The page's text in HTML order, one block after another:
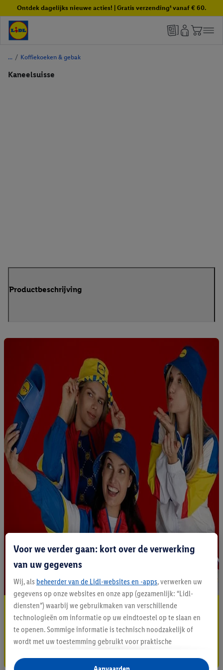
Ontdek dagelijks nieuwe acties! | Gratis verzending¹ vanaf € 60.
/ Koffiekoeken & gebak
Kaneelsuisse
Productbeschrijving
Blijf op de hoogte
Schrijf je in op de newsletter
Voor we verder gaan: kort over de verwerking
van uw gegevens
Wij, als beheerder van de Lidl-websites en -apps, verwerken uw
gegevens op onze websites en onze app (gezamenlijk: “Lidl-
diensten”) waarbij we gebruikmaken van verschillende
technologieën om informatie op uw eindtoestel op te slaan en
te openen. Sommige informatie is technisch noodzakelijk of
wordt met uw toestemming gebruikt voor praktische
reclame binnen en buiten de Lidl-diensten aan te bieden. Als u